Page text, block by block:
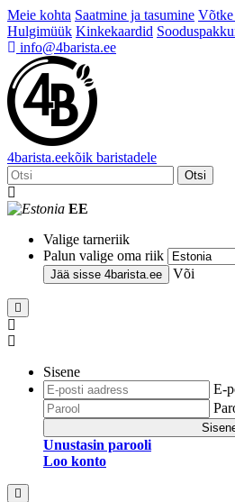
Meie kohta Saatmine ja tasumine Võtke
Hulgimüük Kinkekaardid
info@4barista.ee
4barista.eekõik baristadele
Otsi
EE
Valige tarneriik
Palun valige oma riik
Jää sisse 4barista.ee Või
Sisene
E-
Unustasin parooli
Loo konto